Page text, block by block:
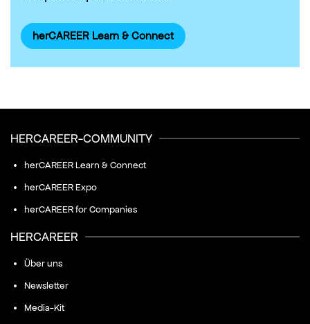
herCAREER Learn & Connect
HERCAREER-COMMUNITY
herCAREER Learn & Connect
herCAREER Expo
herCAREER for Companies
HERCAREER
Über uns
Newsletter
Media-Kit